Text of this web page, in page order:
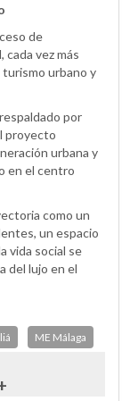
de
vez más
urbano y
por
proyecto
urbana y
en el centro
como un
un espacio
vida social se
del lujo en el
ME Málaga